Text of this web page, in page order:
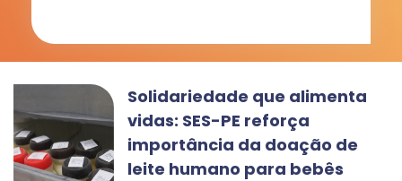
Solidariedade que alimenta
vidas: SES-PE reforça
importância da doação de
leite humano para bebês